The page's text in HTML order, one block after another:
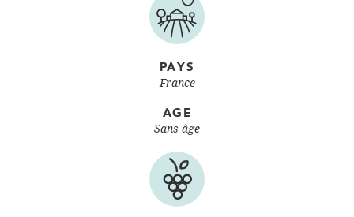
PAYS
France
AGE
Sans âge